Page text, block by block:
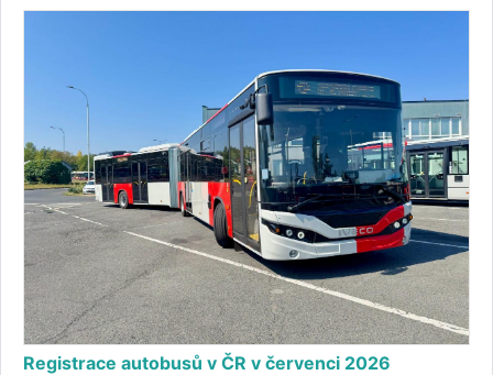
Registrace autobusů v ČR v červenci 2026